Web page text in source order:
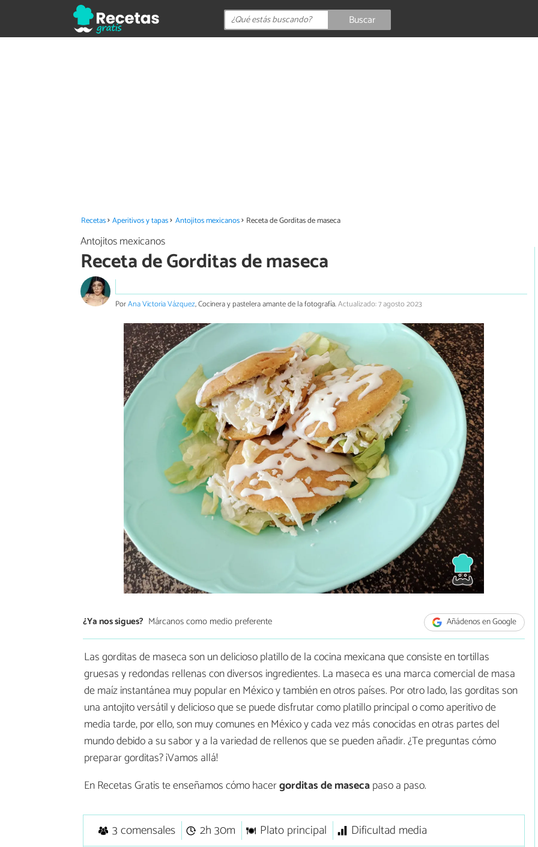
Buscar
Recetas Aperitivos y tapas Antojitos mexicanos Receta de Gorditas de maseca
Antojitos mexicanos
Receta de Gorditas de maseca
PorAna Victoria Vázquez, Cocinera y pastelera amante de la fotografía.Actualizado: 7 agosto 2023
¿Ya nos sigues? Márcanos como medio preferente Añádenos en Google
Las gorditas de maseca son un delicioso platillo de la cocina mexicana que consiste en tortillas
gruesas y redondas rellenas con diversos ingredientes. La maseca es una marca comercial de masa
de maíz instantánea muy popular en México y también en otros países. Por otro lado, las gorditas son
una antojito versátil y delicioso que se puede disfrutar como platillo principal o como aperitivo de
media tarde, por ello, son muy comunes en México y cada vez más conocidas en otras partes del
mundo debido a su sabor y a la variedad de rellenos que se pueden añadir. ¿Te preguntas cómo
preparar gorditas? ¡Vamos allá!
En Recetas Gratis te enseñamos cómo hacergorditas de masecapaso a paso.
3 comensales 2h 30m Plato principal
Dificultad media